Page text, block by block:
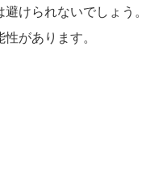
けられないでしょう。
があります。